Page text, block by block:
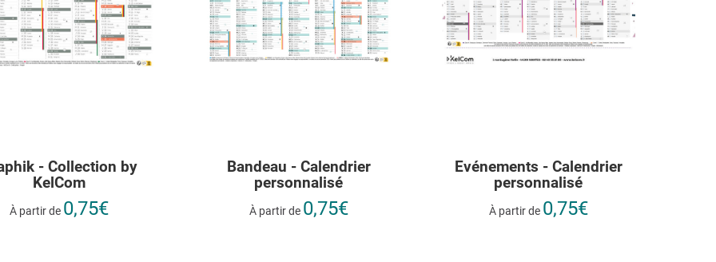
- Collection by
KelCom
À partir de 0,75€
Bandeau - Calendrier
personnalisé
À partir de 0,75€
Evénements - Calendrier
personnalisé
À partir de 0,75€